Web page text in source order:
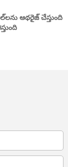
ఆథరైజ్ చేస్తుంది